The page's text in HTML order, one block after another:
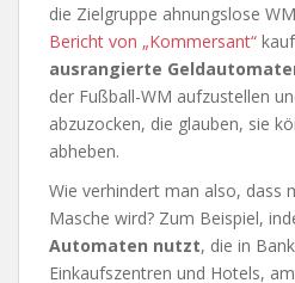
die Zielgruppe ahnungslose
Bericht von „Kommersant“
ausrangierte
der Fußball-WM aufzustellen
abzuzocken, die glauben, sie
abheben.
Wie verhindert man also, dass
Masche wird? Zum Beispiel,
Automaten nutzt, die in
Einkaufszentren und Hotels,